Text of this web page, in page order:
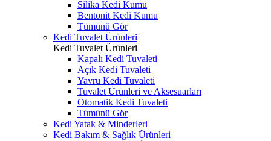
Silika Kedi Kumu
Bentonit Kedi Kumu
Tümünü Gör
Kedi Tuvalet Ürünleri
Kedi Tuvalet Ürünleri
Kapalı Kedi Tuvaleti
Açık Kedi Tuvaleti
Yavru Kedi Tuvaleti
Tuvalet Ürünleri ve Aksesuarları
Otomatik Kedi Tuvaleti
Tümünü Gör
Kedi Yatak & Minderleri
Kedi Bakım & Sağlık Ürünleri